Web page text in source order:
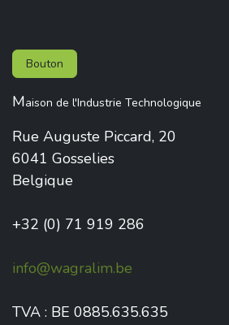
Bouton
Maison de l'Industrie Technologique
Rue Auguste Piccard, 20
6041 Gosselies
Belgique
+32 (0) 71 919 286
info@wagralim.be
TVA : BE 0885.635.635